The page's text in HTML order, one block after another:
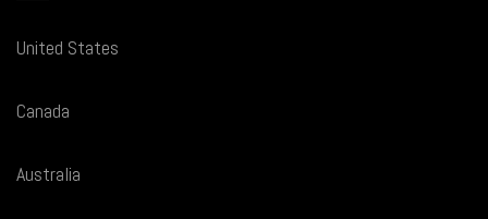
United States
Canada
Australia